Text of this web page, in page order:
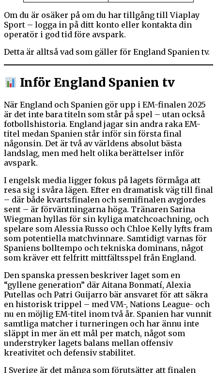
Om du är osäker på om du har tillgång till Viaplay
Sport – logga in på ditt konto eller kontakta din
operatör i god tid före avspark.
Detta är alltså vad som gäller för England Spanien tv.
Inför England Spanien tv
När England och Spanien gör upp i EM-finalen 2025
är det inte bara titeln som står på spel – utan också
fotbollshistoria. England jagar sin andra raka EM-
titel medan Spanien står inför sin första final
någonsin. Det är två av världens absolut bästa
landslag, men med helt olika berättelser inför
avspark.
I engelsk media ligger fokus på lagets förmåga att
resa sig i svåra lägen. Efter en dramatisk väg till final
– där både kvartsfinalen och semifinalen avgjordes
sent – är förväntningarna höga. Tränaren Sarina
Wiegman hyllas för sin kyliga matchcoachning, och
spelare som Alessia Russo och Chloe Kelly lyfts fram
som potentiella matchvinnare. Samtidigt varnas för
Spaniens bolltempo och tekniska dominans, något
som kräver ett felfritt mittfältsspel från England.
Den spanska pressen beskriver laget som en
“gyllene generation” där Aitana Bonmatí, Alexia
Putellas och Patri Guijarro bär ansvaret för att säkra
en historisk trippel – med VM-, Nations League- och
nu en möjlig EM-titel inom två år. Spanien har vunnit
samtliga matcher i turneringen och har ännu inte
släppt in mer än ett mål per match, något som
understryker lagets balans mellan offensiv
kreativitet och defensiv stabilitet.
I Sverige är det många som förutsätter att finalen